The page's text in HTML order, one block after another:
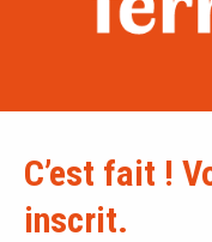
C’est fait !
inscrit.